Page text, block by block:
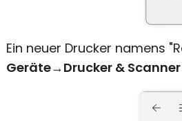
Ein neuer Drucker namens
Geräte→Drucker & Scanner